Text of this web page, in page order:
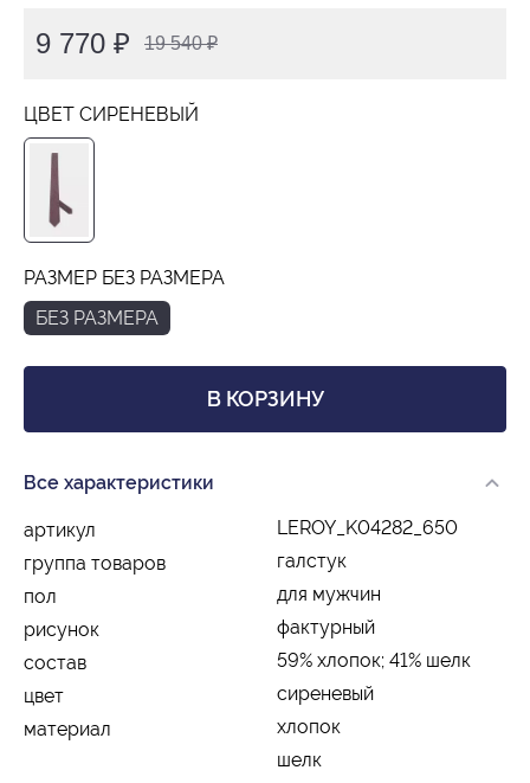
9 770 ₽ 19 540 ₽
ЦВЕТ СИРЕНЕВЫЙ
РАЗМЕР БЕЗ РАЗМЕРА
БЕЗ РАЗМЕРА
В КОРЗИНУ
Все характеристики
артикул
LEROY_K04282_650
группа товаров
галстук
пол
для мужчин
рисунок
фактурный
состав
59% хлопок; 41% шелк
цвет
сиреневый
материал
хлопок
шелк